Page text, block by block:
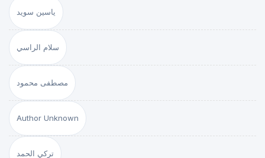
ياسين سويد
سلام الراسي
مصطفى محمود
Author Unknown
تركي الحمد